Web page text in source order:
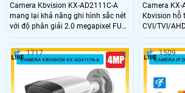
Camera Kbvision KX-AD2111C-A
mang lại khả năng ghi hình sắc nét
với độ phân giải 2.0 megapixel FULL
HD 1080P. Chống Ngược Sáng
DWDR, xem hình ban đêm sáng đẹp
với Full Color trong khoảng cách
20m. Thích hợp lắp đặt trong nhà
xưởng với thân plastic
Camera KX-
Kbvision hỗ
CVI/TVI/
hình sắc nét
Kbvision
bị thêm đèn
20m và
các tính
DWDR,
1717 1509